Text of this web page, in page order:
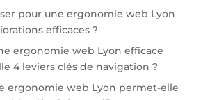
pour une ergonomie web Lyon
efficaces ?
ergonomie web Lyon efficace
4 leviers clés de navigation ?
ergonomie web Lyon permet-elle